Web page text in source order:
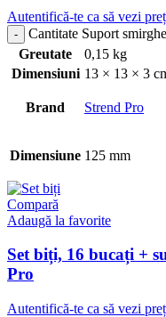
Autentifică-te ca să vezi
Cantitate Suport
Greutate
0,15 kg
Dimensiuni 13 × 13 × 3
Brand Strend Pro
Dimensiune 125 mm
Compară
Adaugă la favorite
Set biți, 16 bucați +
Pro
Autentifică-te ca să vezi